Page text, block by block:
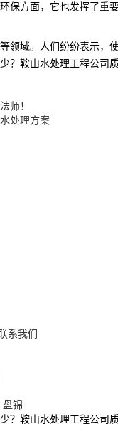
保方面，它也发挥了
领域。人们纷纷表示
？鞍山水处理工程公
师！
处理方案
系我们
盘锦
？鞍山水处理工程公